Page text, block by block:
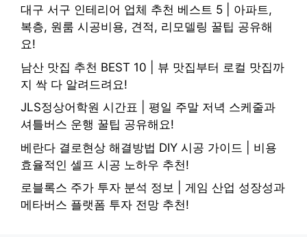
대구 서구 인테리어 업체 추천 베스트 5 | 아파트,
복층, 원룸 시공비용, 견적, 리모델링 꿀팁 공유해
요!
남산 맛집 추천 BEST 10 | 뷰 맛집부터 로컬 맛집까
지 싹 다 알려드려요!
JLS정상어학원 시간표 | 평일 주말 저녁 스케줄과
셔틀버스 운행 꿀팁 공유해요!
베란다 결로현상 해결방법 DIY 시공 가이드 | 비용
효율적인 셀프 시공 노하우 추천!
로블록스 주가 투자 분석 정보 | 게임 산업 성장성과
메타버스 플랫폼 투자 전망 추천!